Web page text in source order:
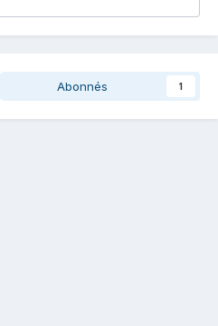
Abonnés 1